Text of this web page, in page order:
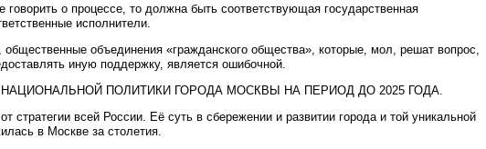
о процессе, то должна быть соответствующая государственная
исполнители.
общественные объединения «гражданского общества», которые, мол, решат вопрос,
иную поддержку, является ошибочной.
НАЦИОНАЛЬНОЙ ПОЛИТИКИ ГОРОДА МОСКВЫ НА ПЕРИОД ДО 2025 ГОДА.
стратегии всей России. Её суть в сбережении и развитии города и той уникальной
в Москве за столетия.